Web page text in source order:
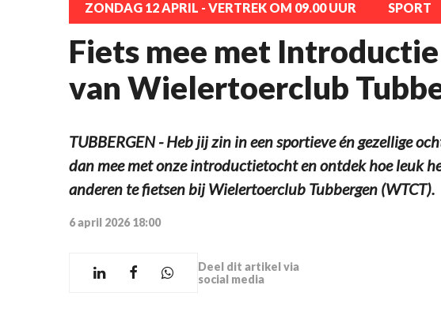
ZONDAG 12 APRIL - VERTREK OM 09.00 UUR SPORT
Fiets mee met
van Wielertoerclub
TUBBERGEN - Heb jij zin in een sportieve én gezellige
dan mee met onze introductietocht en ontdek hoe leuk
anderen te fietsen bij Wielertoerclub Tubbergen (WTCT).
6 april 2026 18:00
Deel dit artikel via
social media